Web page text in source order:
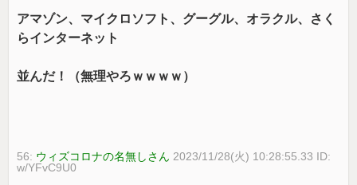
アマゾン、マイクロソフト、グーグル、オラクル、さく
らインターネット
並んだ！（無理やろｗｗｗｗ）
56: ウィズコロナの名無しさん 2023/11/28(火) 10:28:55.33 ID:
w/YFvC9U0